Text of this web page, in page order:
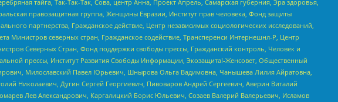
тайга, Так-Так-Так, Сова, центр Анна, Проект Апрель, Самарская губерния, Эра здоровья,
правозащитная группа, Женщины Евразии, Институт прав человека, Фонд защиты
партнерства, Гражданское действие, Центр независимых социологических исследований,
северных стран, Гражданское содействие, Трансперенси Интернешнл-Р, Центр
Северных Стран, Фонд поддержки свободы прессы, Гражданский контроль, Человек и
прессы, Институт Развития Свободы Информации, Экозащита!-Женсовет, Общественный
Милославский Павел Юрьевич, Шнырова Ольга Вадимовна, Чанышева Лилия Айратовна,
Николаевич, Дугин Сергей Георгиевич, Пивоваров Андрей Сергеевич, Аверин Виталий
Лев Александрович, Каргалицкий Борис Юльевич, Созаев Валерий Валерьевич, Исламов